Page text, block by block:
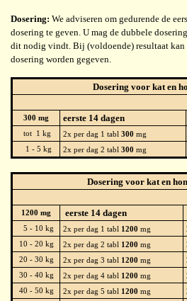
Dosering: We adviseren om gedurende de
dosering te geven. U mag de dubbele
dit nodig vindt. Bij (voldoende) resultaat kan
dosering worden gegeven.
Dosering voor kat en
300 mg eerste 14 dagen
tot 1 kg 2x per dag 1 tabl 300 mg
1 - 5 kg
2x per dag 2 tabl 300 mg
Dosering voor kat en
1200 mg eerste 14 dagen
5 - 10 kg 2x per dag 1 tabl 1200 mg
10 - 20 kg
2x per dag 2 tabl 1200 mg
20 - 30 kg
2x per dag 3 tabl 1200 mg
30 - 40 kg
2x per dag 4 tabl 1200 mg
40 - 50 kg
2x per dag 5 tabl 1200 mg